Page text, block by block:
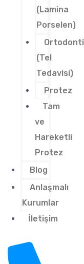
(Lamina
Porselen)
Ortodonti
(Tel
Tedavisi)
Protez
Tam
ve
Hareketli
Protez
Blog
Anlaşmalı
Kurumlar
İletişim